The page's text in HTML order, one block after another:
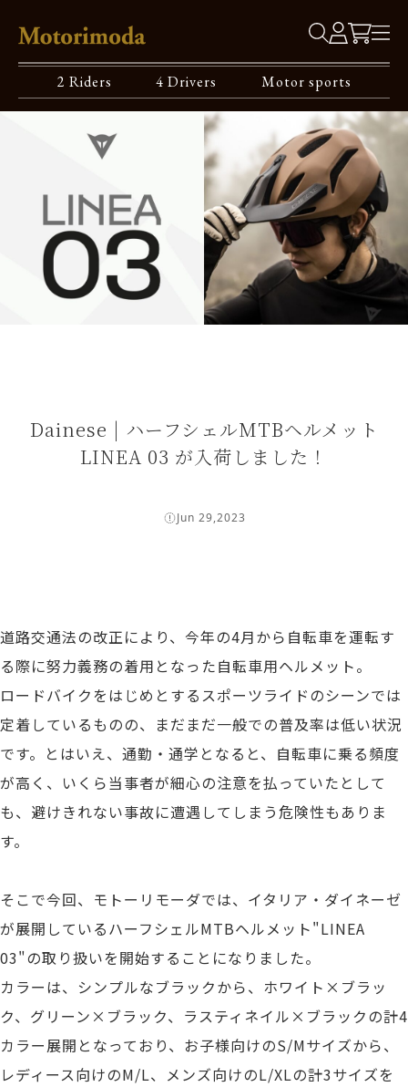
2 Riders 4 Drivers Motor sports
Dainese | ハーフシェルMTBヘルメット
LINEA 03 が入荷しました！
Jun 29,2023
道路交通法の改正により、今年の4月から自転車を運転す
る際に努力義務の着用となった自転車用ヘルメット。
ロードバイクをはじめとするスポーツライドのシーンでは
定着しているものの、まだまだ一般での普及率は低い状況
です。とはいえ、通勤・通学となると、自転車に乗る頻度
が高く、いくら当事者が細心の注意を払っていたとして
も、避けきれない事故に遭遇してしまう危険性もありま
す。
そこで今回、モトーリモーダでは、イタリア・ダイネーゼ
が展開しているハーフシェルMTBヘルメット"LINEA
03"の取り扱いを開始することになりました。
カラーは、シンプルなブラックから、ホワイト×ブラッ
ク、グリーン×ブラック、ラスティネイル×ブラックの計4
カラー展開となっており、お子様向けのS/Mサイズから、
レディース向けのM/L、メンズ向けのL/XLの計3サイズを